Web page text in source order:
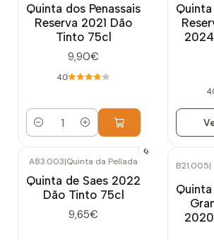
Quinta dos Penassais
Reserva 2021 Dão
Tinto 75cl
9,90€
4.0
Quantidade
Quinta
A83.003|Quinta da Pellada
Quinta de Saes 2022
Dão Tinto 75cl
9,65€
B21.005|
Quinta